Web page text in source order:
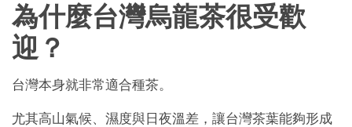
為什麼台灣烏龍茶很受歡
迎？
台灣本身就非常適合種茶。
尤其高山氣候、濕度與日夜溫差，讓台灣茶葉能夠形成